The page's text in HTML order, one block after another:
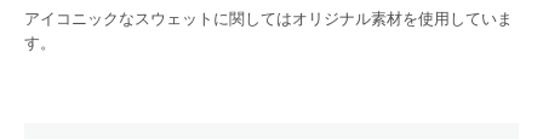
アイコニックなスウェットに関してはオリジナル素材を使用していま
す。